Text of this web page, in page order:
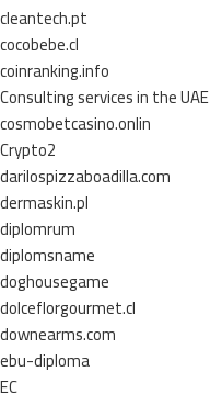
cleantech.pt
cocobebe.cl
coinranking.info
Consulting services in the UAE
cosmobetcasino.onlin
Crypto2
darilospizzaboadilla.com
dermaskin.pl
diplomrum
diplomsname
doghousegame
dolceflorgourmet.cl
downearms.com
ebu-diploma
EC